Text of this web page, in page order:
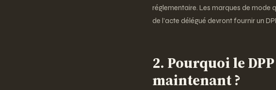
réglementaire. Les marques de mode
de l'acte délégué devront fournir un
2. Pourquoi le
maintenant ?